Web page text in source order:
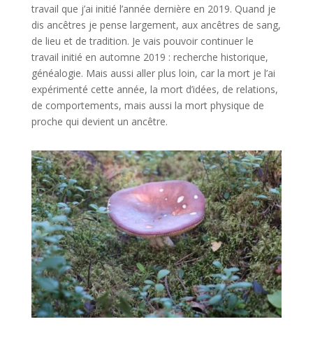
travail que j’ai initié l’année dernière en 2019. Quand je
dis ancêtres je pense largement, aux ancêtres de sang,
de lieu et de tradition. Je vais pouvoir continuer le
travail initié en automne 2019 : recherche historique,
généalogie. Mais aussi aller plus loin, car la mort je l’ai
expérimenté cette année, la mort d’idées, de relations,
de comportements, mais aussi la mort physique de
proche qui devient un ancêtre.